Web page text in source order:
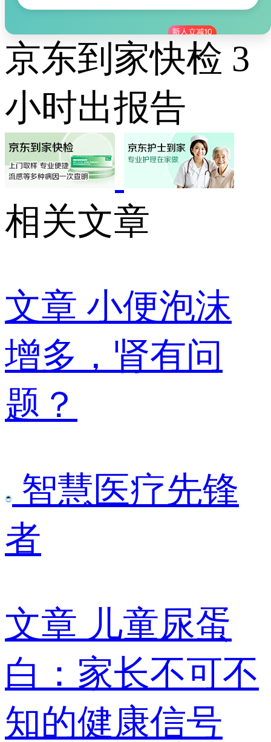
京东到家快检 3
小时出报告
相关文章
文章 小便泡沫
增多，肾有问
题？
智慧医疗先锋
者
文章 儿童尿蛋
白：家长不可不
知的健康信号